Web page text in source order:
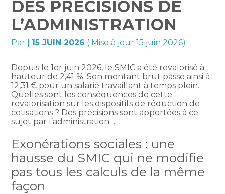
DES PRÉCISIONS DE
L’ADMINISTRATION
Par 15 JUIN 2026 ( Mise à jour 15 juin 2026)
Depuis le 1er juin 2026, le SMIC a été revalorisé à
hauteur de 2,41 %. Son montant brut passe ainsi à
12,31 € pour un salarié travaillant à temps plein.
Quelles sont les conséquences de cette
revalorisation sur les dispositifs de réduction de
cotisations ? Des précisions sont apportées à ce
sujet par l’administration…
Exonérations sociales : une
hausse du SMIC qui ne modifie
pas tous les calculs de la même
façon